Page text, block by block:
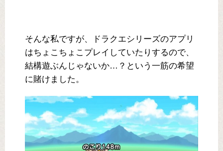
そんな私ですが、ドラクエシリーズのアプリ
はちょこちょこプレイしていたりするので、
結構遊ぶんじゃないか…？という一筋の希望
に賭けました。